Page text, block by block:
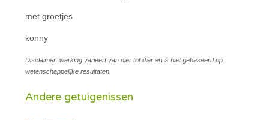
met groetjes
konny
Disclaimer: werking varieert van dier tot dier en is niet gebaseerd op
wetenschappelijke resultaten.
Andere getuigenissen